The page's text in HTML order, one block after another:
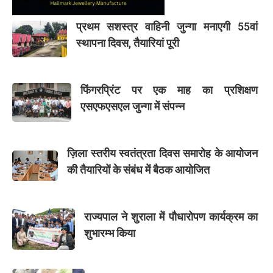
प्रथम सशस्त्र वाहिनी जुन्गा मनाएगी 55वां
स्थापना दिवस, तैयारियां पूरी
फिंगरप्रिंट पर एक माह का प्रशिक्षण
एसएफएसएल जुन्गा में संपन्न
ज़िला स्तरीय स्वतंत्रता दिवस समारोह के आयोजन
की तैयारियों के संबंध में बैठक आयोजित
राज्यपाल ने शुराला में पौधारोपण कार्यक्रम का
शुभारम्भ किया